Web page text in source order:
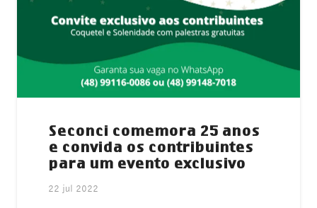
Seconci comemora 25 anos
e convida os contribuintes
para um evento exclusivo
22 jul 2022